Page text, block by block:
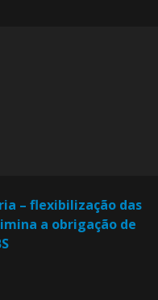
– flexibilização das
a obrigação de